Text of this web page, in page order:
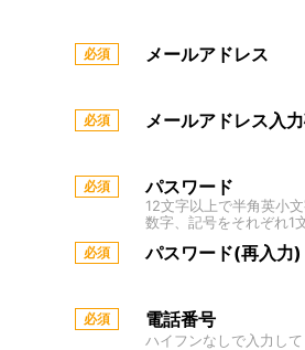
メールアドレス
メールアドレス入
パスワード
12文字以上で半角英小文
数字、記号をそれぞれ1
パスワード(再入力)
電話番号
ハイフンなしで入力して